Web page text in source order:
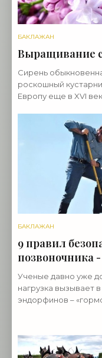
БАКЛАЖАН
Выращивание
Сирень
роскошный
Европу еще в XVI
БАКЛАЖАН
9 правил
позвоночника
Ученые давно уже
нагрузка вызывает
эндорфинов –